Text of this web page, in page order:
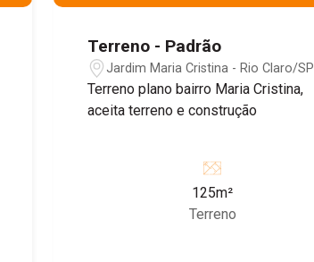
Terreno - Padrão
Jardim Maria Cristina - Rio Claro/SP
Terreno plano bairro Maria Cristina,
aceita terreno e construção
125m²
Terreno